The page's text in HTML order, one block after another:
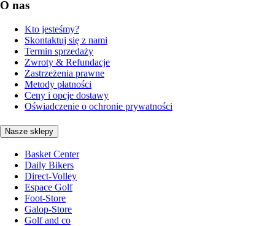
O nas
Kto jesteśmy?
Skontaktuj się z nami
Termin sprzedaży
Zwroty & Refundacje
Zastrzeżenia prawne
Metody płatności
Ceny i opcje dostawy
Oświadczenie o ochronie prywatności
Nasze sklepy
Basket Center
Daily Bikers
Direct-Volley
Espace Golf
Foot-Store
Galop-Store
Golf and co